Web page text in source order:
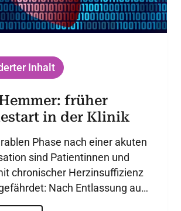
Inhalt
früher
in der Klinik
Phase nach einer akuten
sind Patientinnen und
chronischer Herzinsuffizienz
Nach Entlassung aus
werden bis zu 30 % der